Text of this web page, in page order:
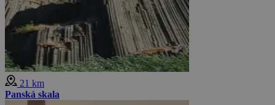
21 km
Panská skala